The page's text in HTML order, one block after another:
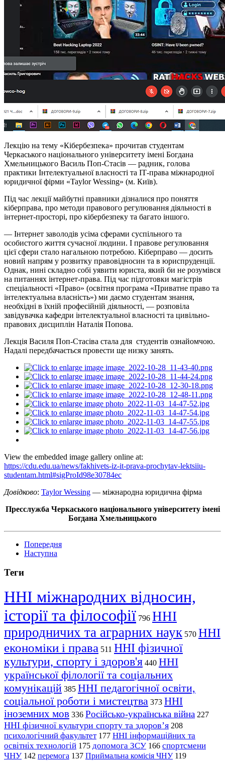
Лекцію на тему «Кібербезпека» прочитав студентам
Черкаського національного університету імені Богдана
Хмельницького Василь Поп-Стасів — радник, голова
практики Інтелектуальної власності та ІТ-права міжнародної
юридичної фірми «Taylor Wessing» (м. Київ).
Під час лекції майбутні правники дізналися про поняття
кіберправа, про методи правового регулювання діяльності в
інтернет-просторі, про кібербезпеку та багато іншого.
— Інтернет заволодів усіма сферами суспільного та
особистого життя сучасної людини. І правове регулювання
цієї сфери стало нагальною потребою. Кіберправо — досить
новий напрям у розвитку правовідносин та в юриспруденції.
Однак, нині складно собі уявити юриста, який би не розумівся
на питаннях інтернет-права. Під час підготовки магістрів
спеціальності «Право» (освітня програма «Приватне право та
інтелектуальна власність») ми даємо студентам знання,
необхідні в їхній професійній діяльності, — розповіла
завідувачка кафедри інтелектуальної власності та цивільно-
правових дисциплін Наталія Попова.
Лекція Василя Поп-Стасіва стала для студентів ознайомчою.
Надалі передбачається провести ще низку занять.
View the embedded image gallery online at:
https://cdu.edu.ua/news/fakhivets-iz-it-prava-prochytav-lektsiiu-
studentam.html#sigProId98e30784ec
Довідково: Taylor Wessing — міжнародна юридична фірма
Пресслужба Черкаського національного університету імені
Богдана Хмельницького
Попередня
Наступна
Теги
ННІ міжнародних відносин,
історії та філософії 796 ННІ
природничих та аграрних наук 570 ННІ
економіки і права 511 ННІ фізичної
культури, спорту і здоров'я 440 ННІ
української філології та соціальних
комунікацій 385 ННІ педагогічної освіти,
соціальної роботи і мистецтва 373 ННІ
іноземних мов 336 Російсько-українська війна 227
ННІ фізичної культури спорту та здоров’я 208
психологічний факультет 177 ННІ інформаційних та
освітніх технологій 175 допомога ЗСУ 166 спортсмени
ЧНУ 142 перемога 137 Приймальна комісія ЧНУ 119